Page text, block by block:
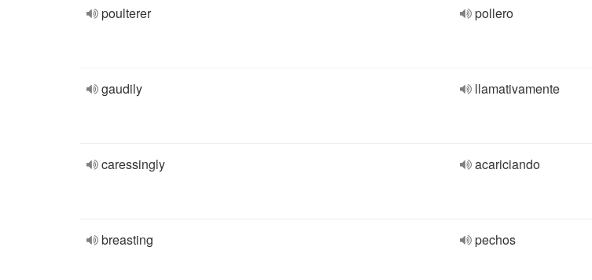
poulterer pollero
gaudily llamativamente
caressingly acariciando
breasting pechos